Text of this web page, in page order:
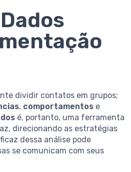
dividir contatos em grupos;
, comportamentos e
é, portanto, uma ferramenta
direcionando as estratégias
dessa análise pode
se comunicam com seus